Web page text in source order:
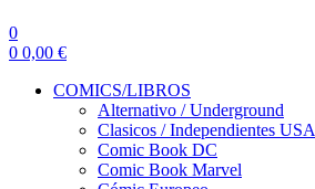
0
0 0,00 €
COMICS/LIBROS
Alternativo / Underground
Clasicos / Independientes USA
Comic Book DC
Comic Book Marvel